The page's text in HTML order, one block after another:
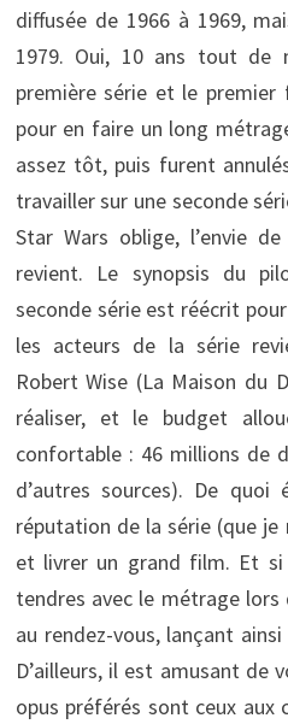
diffusée de 1966 à 1969,
1979. Oui, 10 ans tout
première série et le
pour en faire un long
assez tôt, puis furent
travailler sur une seconde
Star Wars oblige, l’envie
revient. Le synopsis du
seconde série est réécrit
les acteurs de la série
Robert Wise (La Maison du
réaliser, et le budget
confortable : 46 millions de
d’autres sources). De
réputation de la série (que je
et livrer un grand film. Et
tendres avec le métrage
au rendez-vous, lançant
D’ailleurs, il est amusant de
opus préférés sont ceux aux